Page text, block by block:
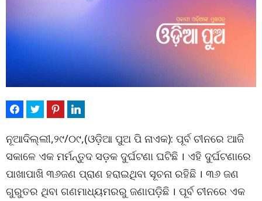
ନୂଆଦିଲ୍ଲୀ,୨୯/୦୯,(ଓଡ଼ିଆ ପୁଅ ପି ନାଏକ): ପୂର୍ବ ଚୀନରେ ଆଜି
ସକାଳେ ଏକ ମର୍ମନ୍ତୁଦ ସଡ଼କ ଦୁର୍ଘଟଣା ଘଟିଛି । ଏହି ଦୁର୍ଘଟଣାରେ
ପାଖାପାଖି ୩୬ଜଣ ପ୍ରାଣ ହରାଇଥିବା ସୂଚନା ରହିଛି । ୩୬ ଜଣ
ଗୁରୁତର ଥିବା ଗଣମାଧ୍ୟମରରୁ ଜଣାପଡ଼ିଛି । ପୂର୍ବ ଚୀନରେ ଏକ